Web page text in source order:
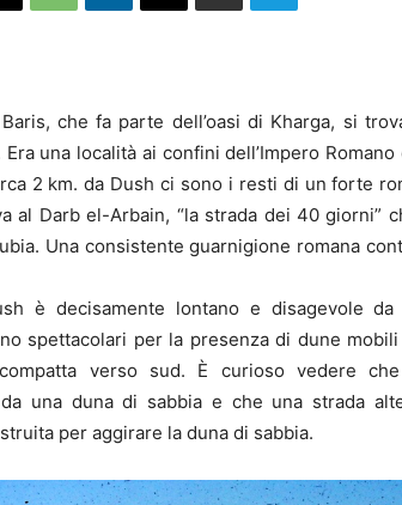
che fa parte dell’oasi di Kharga, si
Era una località ai confini dell’Impero
2 km. da Dush ci sono i resti di un forte
al Darb el-Arbain, “la strada dei 40 giorni”
Una consistente guarnigione romana
è decisamente lontano e disagevole da
spettacolari per la presenza di dune
verso sud. È curioso vedere
una duna di sabbia e che una strada
per aggirare la duna di sabbia.